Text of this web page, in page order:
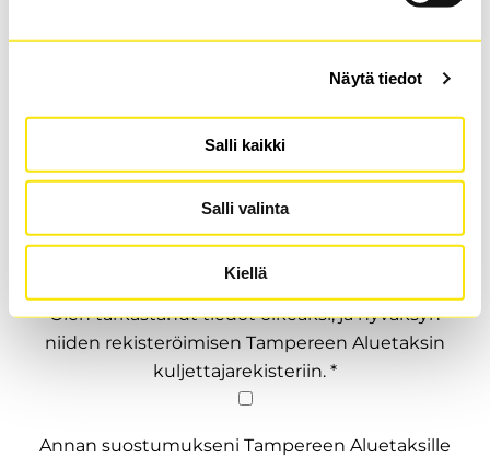
Näytä tiedot
Salli kaikki
Salli valinta
Kiellä
Palveluoppaan
toimimaan työssäni sen kuvaamalla tavalla *
Olen tarkastanut tiedot oikeaksi, ja hyväksyn
niiden rekisteröimisen Tampereen Aluetaksin
kuljettajarekisteriin. *
Annan suostumukseni Tampereen Aluetaksille